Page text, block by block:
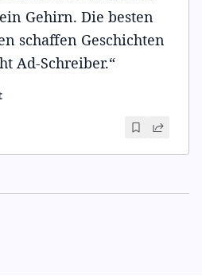
Gehirn. Die besten
schaffen Geschichten
Ad-Schreiber.“